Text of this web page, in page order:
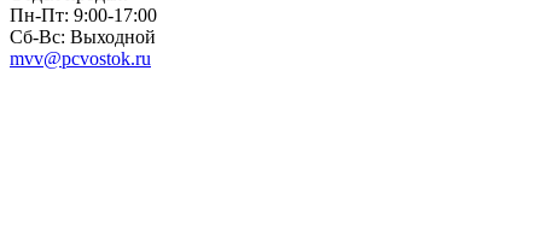
Пн-Пт: 9:00-17:00
Сб-Вс: Выходной
mvv@pcvostok.ru